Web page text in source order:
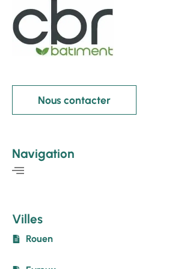
Nous contacter
Navigation
Villes
Rouen